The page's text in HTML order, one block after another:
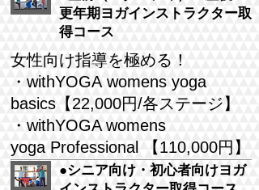
更年期ヨガインストラクター取
得コース
女性向け指導を極める！
・withYOGA womens yoga
basics【22,000円/各ステージ】
・withYOGA womens
yoga Professional 【110,000円】
●シニア向け・初心者向けヨガ